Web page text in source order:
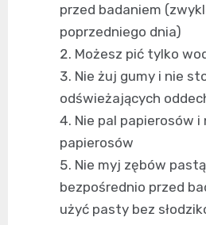
przed badaniem
poprzedniego dnia)
Możesz pić tylko
Nie żuj gumy i nie
odświeżających
Nie pal papierosów
papierosów
Nie myj zębów
bezpośrednio przed
użyć pasty bez